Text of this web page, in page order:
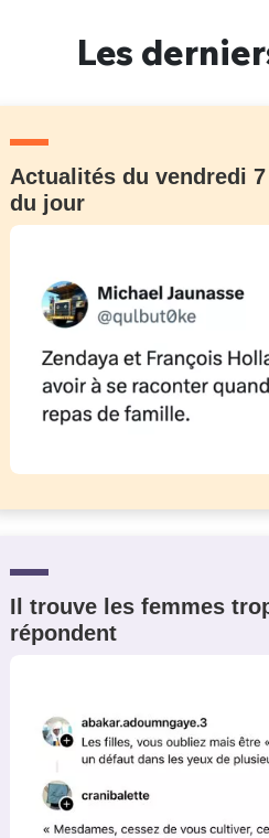
Les
Actualités du vendredi
du jour
Il trouve les femmes
répondent
Un